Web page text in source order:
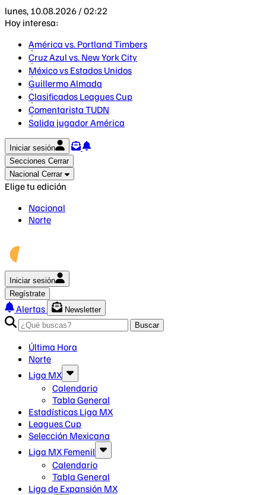
lunes, 10.08.2026 / 02:22
Hoy interesa:
América vs. Portland Timbers
Cruz Azul vs. New York City
México vs Estados Unidos
Guillermo Almada
Clasificados Leagues Cup
Comentarista TUDN
Salida jugador América
Iniciar sesión
Secciones Cerrar
Nacional Cerrar
Elige tu edición
Nacional
Norte
Iniciar sesión
Regístrate
Alertas
Newsletter
Buscar
Última Hora
Norte
Liga MX
Calendario
Tabla General
Estadísticas Liga MX
Leagues Cup
Selección Mexicana
Liga MX Femenil
Calendario
Tabla General
Liga de Expansión MX